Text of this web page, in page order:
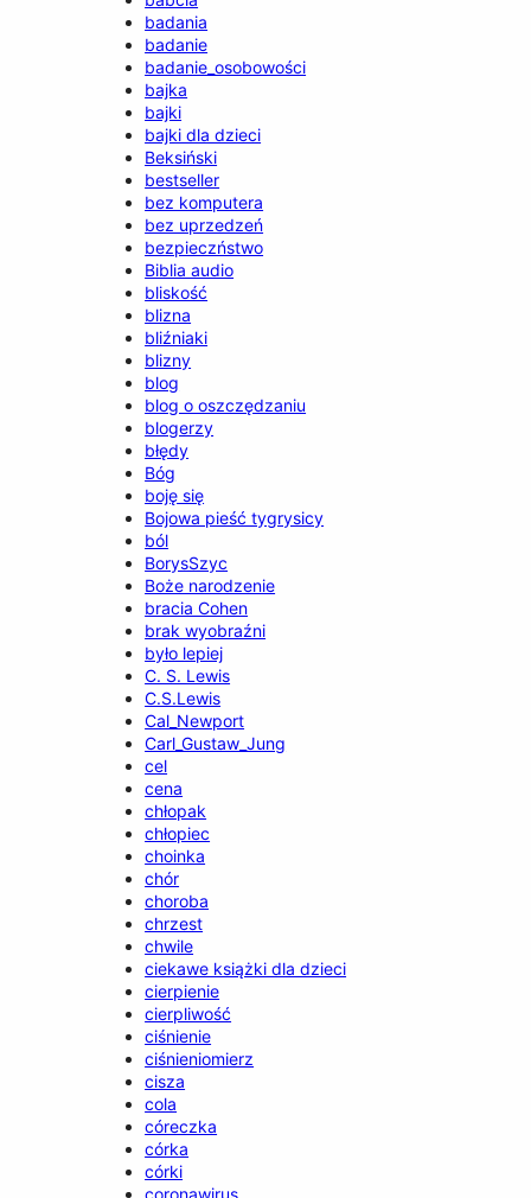
badania
badanie
badanie_osobowości
bajka
bajki
bajki dla dzieci
Beksiński
bestseller
bez komputera
bez uprzedzeń
bezpieczństwo
Biblia audio
bliskość
blizna
bliźniaki
blizny
blog
blog o oszczędzaniu
blogerzy
błędy
Bóg
boję się
Bojowa pieść tygrysicy
ból
BorysSzyc
Boże narodzenie
bracia Cohen
brak wyobraźni
było lepiej
C. S. Lewis
C.S.Lewis
Cal_Newport
Carl_Gustaw_Jung
cel
cena
chłopak
chłopiec
choinka
chór
choroba
chrzest
chwile
ciekawe książki dla dzieci
cierpienie
cierpliwość
ciśnienie
ciśnieniomierz
cisza
cola
córeczka
córka
córki
coronawirus